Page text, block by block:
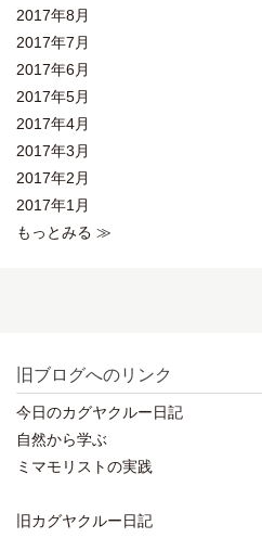
2017年8月
2017年7月
2017年6月
2017年5月
2017年4月
2017年3月
2017年2月
2017年1月
もっとみる ≫
旧ブログへのリンク
今日のカグヤクルー日記
自然から学ぶ
ミマモリストの実践
旧カグヤクルー日記